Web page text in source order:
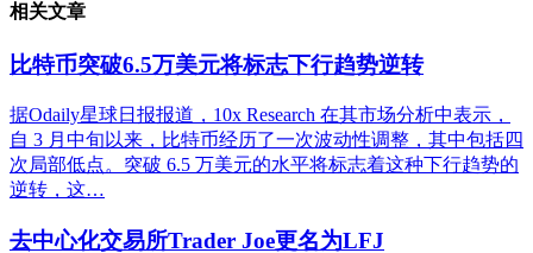
相关文章
比特币突破6.5万美元将标志下行趋势逆转
据Odaily星球日报报道，10x Research 在其市场分析中表示，
自 3 月中旬以来，比特币经历了一次波动性调整，其中包括四
次局部低点。突破 6.5 万美元的水平将标志着这种下行趋势的
逆转，这…
去中心化交易所Trader Joe更名为LFJ